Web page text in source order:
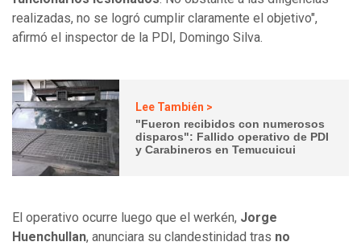
realizadas, no se logró cumplir claramente el objetivo",
afirmó el inspector de la PDI, Domingo Silva.
Lee También >
"Fueron recibidos con numerosos
disparos": Fallido operativo de PDI
y Carabineros en Temucuicui
El operativo ocurre luego que el werkén, Jorge
Huenchullan, anunciara su clandestinidad tras no